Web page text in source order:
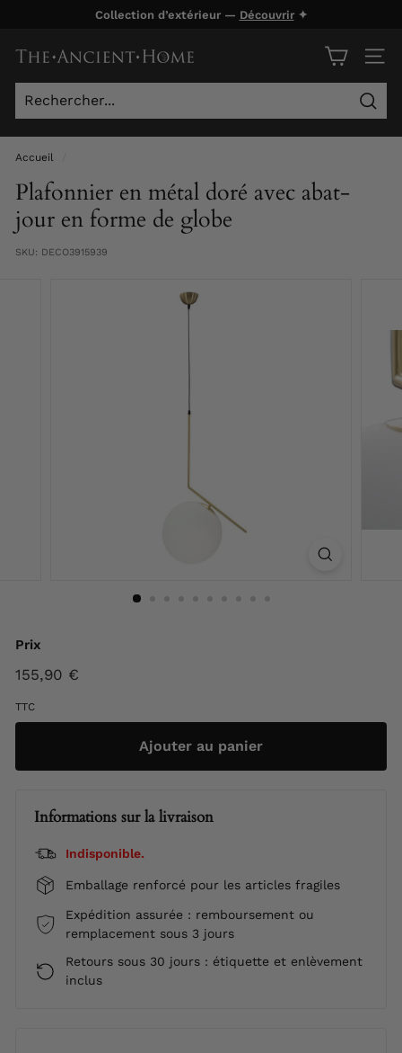
contenu
Collection d’extérieur — Découvrir✦
T
h
e
A
n
c
i
e
n
Accueil
Plafonnier en métal doré avec abat-
jour en forme de globe
SKU: DECO3915939
Prix
Prix
155,90 €
TTC
Ajouter au panier
Informations sur la livraison
Indisponible.
Emballage renforcé pour les articles fragiles
Expédition assurée : remboursement ou
remplacement sous 3 jours
Retours sous 30 jours : étiquette et enlèvement
inclus